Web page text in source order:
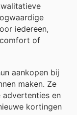
iedereen,
of
aankopen bij
maken. Ze
advertenties en
kortingen